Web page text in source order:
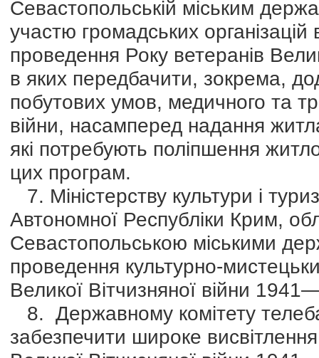
Севастопольській міським
участю громадських організацій
проведення Року ветеранів
в яких передбачити, зокрема,
побутових умов, медичного та
війни, насамперед надання
які потребують поліпшення
цих програм.
7. Міністерству культури і
Автономної Республіки Крим,
Севастопольською міськими
проведення культурно-
Великої Вітчизняної війни
8. Державному комітету
забезпечити широке